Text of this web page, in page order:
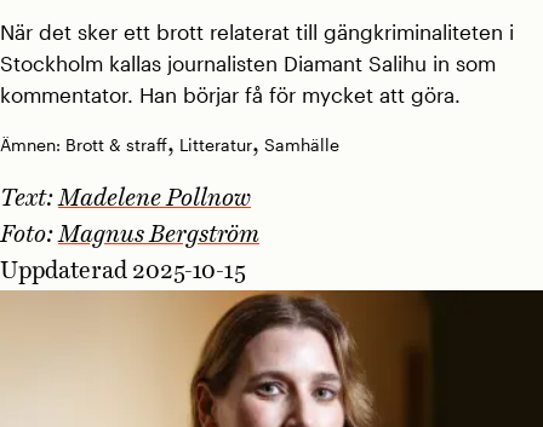
När det sker ett brott relaterat till gängkriminaliteten i
Stockholm kallas journalisten Diamant Salihu in som
kommentator. Han börjar få för mycket att göra.
Ämnen: Brott & straff, Litteratur, Samhälle
Text:Madelene Pollnow
Foto:Magnus Bergström
Uppdaterad 2025-10-15